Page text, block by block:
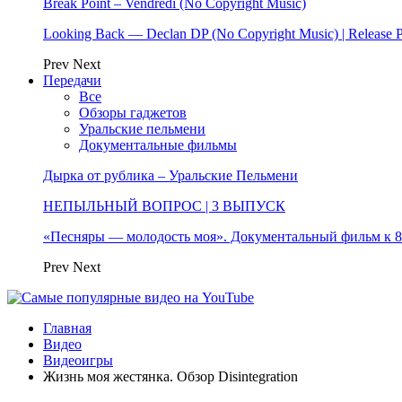
Break Point – Vendredi (No Copyright Music)
Looking Back — Declan DP (No Copyright Music) | Release
Prev Next
Передачи
Все
Обзоры гаджетов
Уральские пельмени
Документальные фильмы
Дырка от рублика – Уральские Пельмени
НЕПЫЛЬНЫЙ ВОПРОС | 3 ВЫПУСК
«Песняры — молодость моя». Документальный фильм к
Prev Next
Главная
Видео
Видеоигры
Жизнь моя жестянка. Обзор Disintegration